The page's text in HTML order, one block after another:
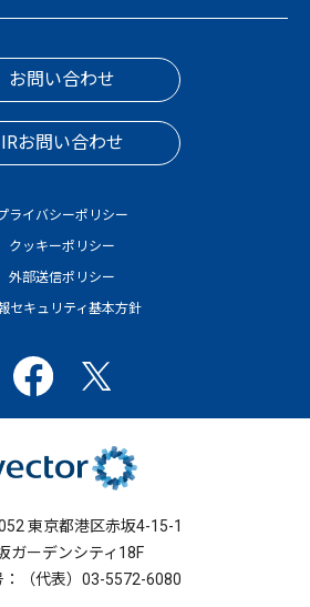
お問い合わせ
IRお問い合わせ
ライバシーポリシー
クッキーポリシー
外部送信ポリシー
セキュリティ基本方針
東京都港区赤坂4-15-1
ガーデンシティ18F
：（代表）03-5572-6080